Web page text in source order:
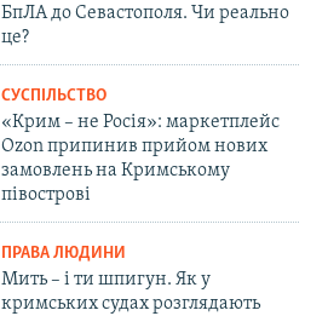
БпЛА до Севастополя. Чи реально
це?
СУСПІЛЬСТВО
«Крим – не Росія»: маркетплейс
Ozon припинив прийом нових
замовлень на Кримському
півострові
ПРАВА ЛЮДИНИ
Мить – і ти шпигун. Як у
кримських судах розглядають